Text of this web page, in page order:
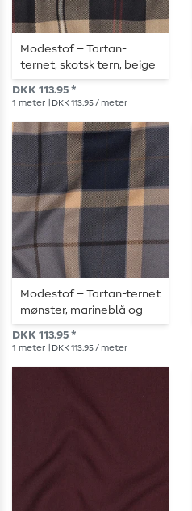
Modestof – Tartan-
ternet, skotsk tern, beige
og marineblå
DKK 113.95 *
1 meter | DKK 113.95 / meter
Modestof – Tartan-ternet
mønster, marineblå og
kamel
DKK 113.95 *
1 meter | DKK 113.95 / meter